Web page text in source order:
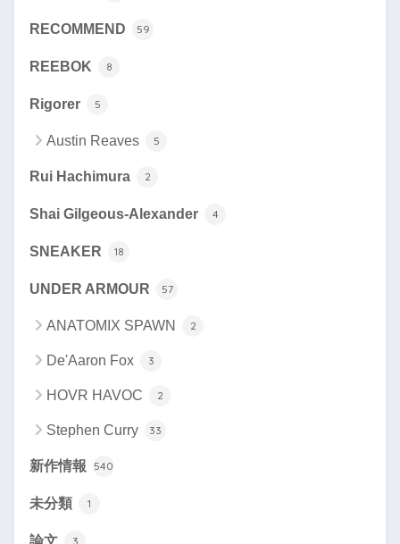
RECOMMEND 59
REEBOK 8
Rigorer 5
Austin Reaves 5
Rui Hachimura 2
Shai Gilgeous-Alexander 4
SNEAKER 18
UNDER ARMOUR 57
ANATOMIX SPAWN 2
De'Aaron Fox 3
HOVR HAVOC 2
Stephen Curry 33
新作情報 540
未分類 1
論文 3